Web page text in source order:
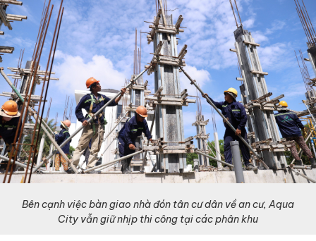
Bên cạnh việc bàn giao nhà đón tân cư dân về an cư, Aqua
City vẫn giữ nhịp thi công tại các phân khu